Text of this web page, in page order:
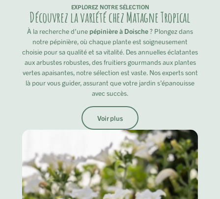
EXPLOREZ NOTRE SÉLECTION
Découvrez la variété chez Matagne Tropical
À la recherche d’une pépinière à Doische? Plongez dans
notre pépinière, où chaque plante est soigneusement
choisie pour sa qualité et sa vitalité. Des annuelles éclatantes
aux arbustes robustes, des fruitiers gourmands aux plantes
vertes apaisantes, notre sélection est vaste. Nos experts sont
là pour vous guider, assurant que votre jardin s’épanouisse
avec succès.
Voir plus